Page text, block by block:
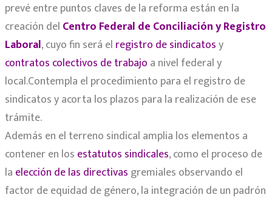
prevé entre puntos claves de la reforma están en la
creación del Centro Federal de Conciliación y Registro
Laboral, cuyo fin será el registro de sindicatosy
contratos colectivos de trabajo a nivel federal y
local.Contempla el procedimiento para el registro de
sindicatos y acorta los plazos para la realización de ese
trámite.
Además en el terreno sindical amplia los elementos a
contener en los estatutos sindicales, como el proceso de
la elección de las directivas gremiales observando el
factor de equidad de género, la integración de un padrón